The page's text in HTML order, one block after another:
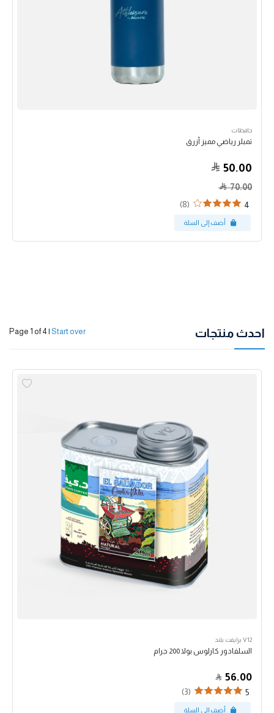
حافظات
تمبلر رياضي مميز أزرق
50.00
70.00
4
(8)
احدث منتجات Page 1 of 4 | Start over
V12 برايفت بلند
السلفادور كارلوس بولا 200 جرام
56.00
5
(3)